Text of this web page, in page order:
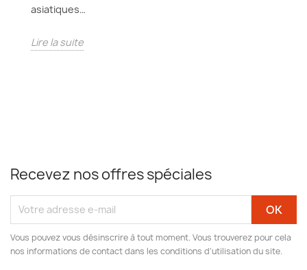
asiatiques…
Lire la suite
Recevez nos offres spéciales
Vous pouvez vous désinscrire à tout moment. Vous trouverez pour cela
nos informations de contact dans les conditions d'utilisation du site.